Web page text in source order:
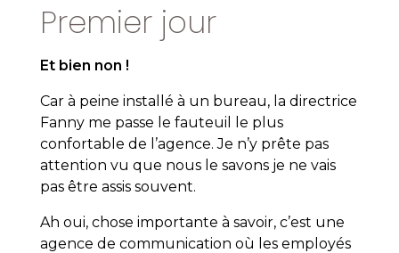
Premier jour
Et bien non !
Car à peine installé à un bureau, la directrice
Fanny me passe le fauteuil le plus
confortable de l’agence. Je n’y prête pas
attention vu que nous le savons je ne vais
pas être assis souvent.
Ah oui, chose importante à savoir, c’est une
agence de communication où les employés